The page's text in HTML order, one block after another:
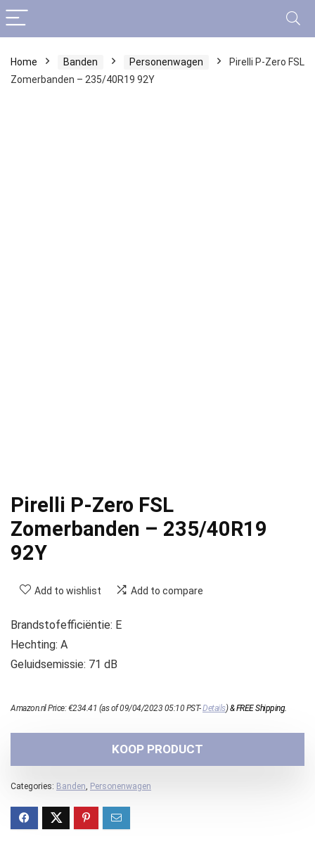
Home Banden Personenwagen
Pirelli P-Zero FSL
Zomerbanden – 235/40R19 92Y
Pirelli P-Zero FSL
Zomerbanden – 235/40R19
92Y
Add to wishlist Add to compare
Brandstofefficiëntie: E
Hechting: A
Geluidsemissie: 71 dB
Amazon.nl Price:€234.41 (as of 09/04/2023 05:10 PST-Details)&FREE Shipping.
KOOP PRODUCT
Categories: Banden, Personenwagen